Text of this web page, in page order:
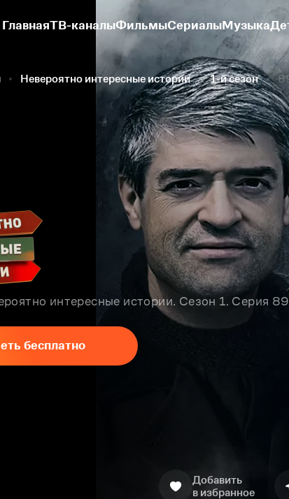
ГлавнаяТВ-каналыФильмыСериалыМузыка
Невероятно интересные истории 1-й сезон
интересные истории. Сезон 1. Серия
бесплатно
Добавить
в избранное